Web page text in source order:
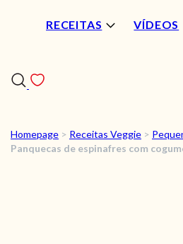
RECEITAS VÍDEOS
Homepage > Receitas Veggie >
Panquecas de espinafres com